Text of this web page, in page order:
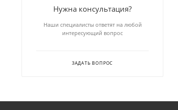
Нужна консультация?
Наши специалисты ответят на любой
интересующий вопрос
ЗАДАТЬ ВОПРОС